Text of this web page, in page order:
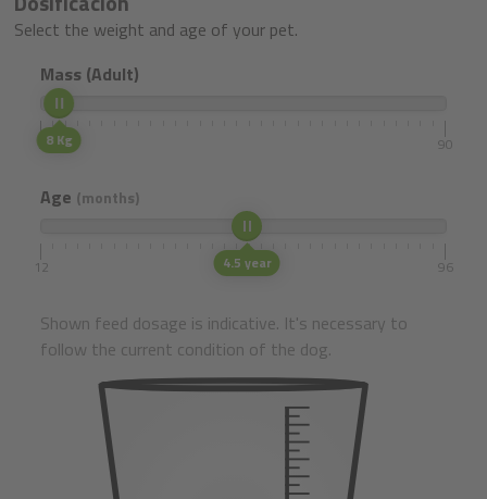
Select the weight and age of your pet.
Mass (Adult)
8 Kg
5 90
Age (months)
4.5 year
12 96
Shown feed dosage is indicative. It's necessary to
follow the current condition of the dog.